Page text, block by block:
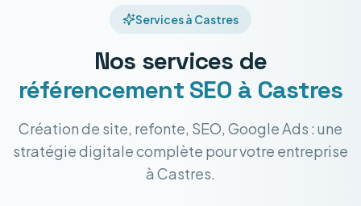
Services à Castres
Nos services de
référencement SEO à Castres
Création de site, refonte, SEO, Google Ads : une
stratégie digitale complète pour votre entreprise
à Castres.